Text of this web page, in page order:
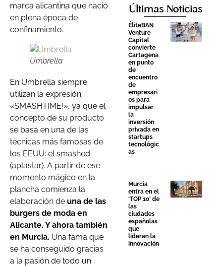
marca alicantina que nació
en plena época de
confinamiento.
Umbrella
En Umbrella siempre
utilizan la expresión
«SMASHTIME!», ya que el
concepto de su producto
se basa en una de las
técnicas más famosas de
los EEUU: el smashed
(aplastar). A partir de ese
momento mágico en la
plancha comienza la
elaboración de una de las
burgers de moda en
Alicante. Y ahora también
en Murcia. Una fama que
se ha conseguido gracias
a la pasión de todo un
Últimas Noticias
ÉliteBAN
Venture
Capital
convierte
Cartagena
en punto
de
encuentro
de
empresari
os para
impulsar
la
inversión
privada en
startups
tecnológic
as
Murcia
entra en el
‘TOP 10’ de
las
ciudades
españolas
que
lideran la
innovación